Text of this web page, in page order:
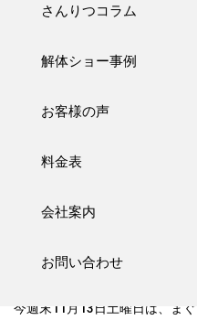
さんりつコラム
解体ショー事例
お客様の声
料金表
会社案内
お問い合わせ
11月27日（土）えびす市ま
午前11時より解体ショーを実
撮れる時間を設けたいと 思いま
今週末11月13日土曜日は、ま